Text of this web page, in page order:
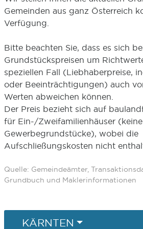
Gemeinden aus ganz Österreich
Verfügung.
Bitte beachten Sie, dass es sich
Grundstückspreisen um
speziellen Fall (Liebhaberpreise,
oder Beeinträchtigungen) auch
Werten abweichen können.
Der Preis bezieht sich auf
für Ein-/Zweifamilienhäuser
Gewerbegrundstücke), wobei die
Aufschließungskosten nicht
Quelle: Gemeindeämter,
Grundbuch und Maklerinformationen
KÄRNTEN